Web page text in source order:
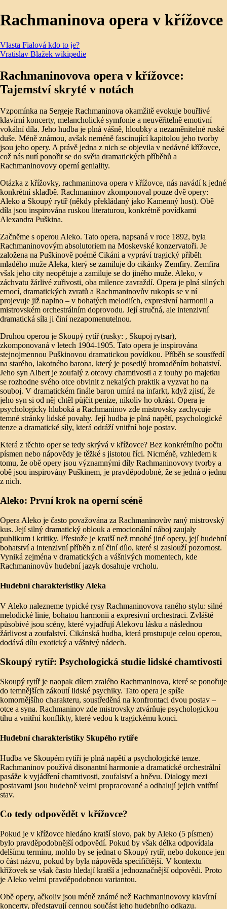
Rachmaninova opera v křížovce
Vlasta Fialová kdo to je?
Vratislav Blažek wikipedie
Rachmaninovova opera v křížovce:
Tajemství skryté v notách
Vzpomínka na Sergeje Rachmaninova okamžitě evokuje bouřlivé
klavírní koncerty, melancholické symfonie a neuvěřitelně emotivní
vokální díla. Jeho hudba je plná vášně, hloubky a nezaměnitelné ruské
duše. Méně známou, avšak neméně fascinující kapitolou jeho tvorby
jsou jeho opery. A právě jedna z nich se objevila v nedávné křížovce,
což nás nutí ponořit se do světa dramatických příběhů a
Rachmaninovovy operní geniality.
Otázka z křížovky, rachmaninova opera v křížovce, nás navádí k jedné
konkrétní skladbě. Rachmaninov zkomponoval pouze dvě opery:
Aleko a Skoupý rytíř (někdy překládaný jako Kamenný host). Obě
díla jsou inspirována ruskou literaturou, konkrétně povídkami
Alexandra Puškina.
Začněme s operou Aleko. Tato opera, napsaná v roce 1892, byla
Rachmaninovovým absolutoriem na Moskevské konzervatoři. Je
založena na Puškinově poémě Cikáni a vypráví tragický příběh
mladého muže Aleka, který se zamiluje do cikánky Zemfiry. Zemfira
však jeho city neopětuje a zamiluje se do jiného muže. Aleko, v
záchvatu žárlivé zuřivosti, oba milence zavraždí. Opera je plná silných
emocí, dramatických zvratů a Rachmaninovův rukopis se v ní
projevuje již naplno – v bohatých melodiích, expresivní harmonii a
mistrovském orchestrálním doprovodu. Její stručná, ale intenzivní
dramatická síla ji činí nezapomenutelnou.
Druhou operou je Skoupý rytíř (rusky: , Skupoj rytsar),
zkomponovaná v letech 1904-1905. Tato opera je inspirována
stejnojmennou Puškinovou dramatickou povídkou. Příběh se soustředí
na starého, lakotného barona, který je posedlý hromaděním bohatství.
Jeho syn Albert je zoufalý z otcovy chamtivosti a z touhy po majetku
se rozhodne svého otce obvinit z nekalých praktik a vyzvat ho na
souboj. V dramatickém finále baron umírá na infarkt, když zjistí, že
jeho syn si od něj chtěl půjčit peníze, nikoliv ho okrást. Opera je
psychologicky hluboká a Rachmaninov zde mistrovsky zachycuje
temné stránky lidské povahy. Její hudba je plná napětí, psychologické
tenze a dramatické síly, která odráží vnitřní boje postav.
Která z těchto oper se tedy skrývá v křížovce? Bez konkrétního počtu
písmen nebo nápovědy je těžké s jistotou říci. Nicméně, vzhledem k
tomu, že obě opery jsou významnými díly Rachmaninovovy tvorby a
obě jsou inspirovány Puškinem, je pravděpodobné, že se jedná o jednu
z nich.
Aleko: První krok na operní scéně
Opera Aleko je často považována za Rachmaninovův raný mistrovský
kus. Její silný dramatický oblouk a emocionální náboj zaujaly
publikum i kritiky. Přestože je kratší než mnohé jiné opery, její hudební
bohatství a intenzivní příběh z ní činí dílo, které si zaslouží pozornost.
Vyniká zejména v dramatických a vášnivých momentech, kde
Rachmaninovův hudební jazyk dosahuje vrcholu.
Hudební charakteristiky Aleka
V Aleko nalezneme typické rysy Rachmaninovova raného stylu: silné
melodické linie, bohatou harmonii a expresivní orchestraci. Zvláště
působivé jsou scény, které vyjadřují Alekovu lásku a následnou
žárlivost a zoufalství. Cikánská hudba, která prostupuje celou operou,
dodává dílu exotický a vášnivý nádech.
Skoupý rytíř: Psychologická studie lidské chamtivosti
Skoupý rytíř je naopak dílem zralého Rachmaninova, které se ponořuje
do temnějších zákoutí lidské psychiky. Tato opera je spíše
komornějšího charakteru, soustředěná na konfrontaci dvou postav –
otce a syna. Rachmaninov zde mistrovsky ztvárňuje psychologickou
tíhu a vnitřní konflikty, které vedou k tragickému konci.
Hudební charakteristiky Skupého rytíře
Hudba ve Skoupém rytíři je plná napětí a psychologické tenze.
Rachmaninov používá disonantní harmonie a dramatické orchestrální
pasáže k vyjádření chamtivosti, zoufalství a hněvu. Dialogy mezi
postavami jsou hudebně velmi propracované a odhalují jejich vnitřní
stav.
Co tedy odpovědět v křížovce?
Pokud je v křížovce hledáno kratší slovo, pak by Aleko (5 písmen)
bylo pravděpodobnější odpovědí. Pokud by však délka odpovídala
delšímu termínu, mohlo by se jednat o Skoupý rytíř, nebo dokonce jen
o část názvu, pokud by byla nápověda specifičtější. V kontextu
křížovek se však často hledají kratší a jednoznačnější odpovědi. Proto
je Aleko velmi pravděpodobnou variantou.
Obě opery, ačkoliv jsou méně známé než Rachmaninovovy klavírní
koncerty, představují cennou součást jeho hudebního odkazu.